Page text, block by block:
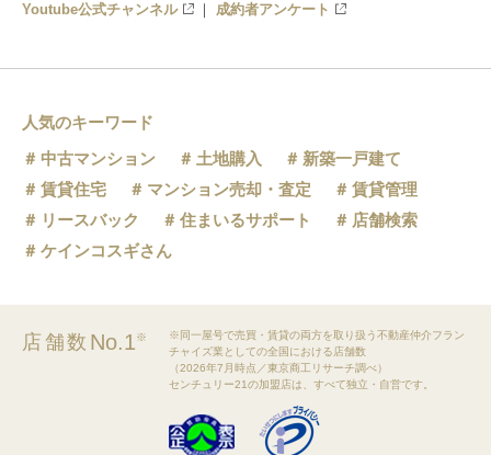
Youtube公式チャンネル
成約者アンケート
人気のキーワード
中古マンション
土地購入
新築一戸建て
賃貸住宅
マンション売却・査定
賃貸管理
リースバック
住まいるサポート
店舗検索
ケインコスギさん
店舗数 No.1※
※同一屋号で売買・賃貸の両方を取り扱う不動産仲介フラン
チャイズ業としての全国における店舗数
（2026年7月時点／東京商工リサーチ調べ）
センチュリー21の加盟店は、すべて独立・自営です。